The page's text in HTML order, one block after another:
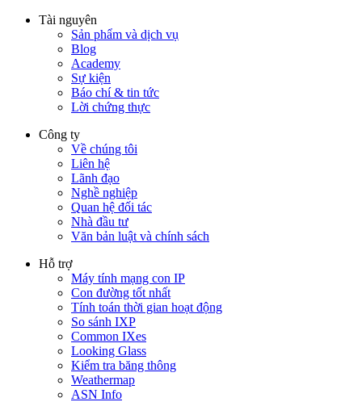
Tài nguyên
Sản phẩm và dịch vụ
Blog
Academy
Sự kiện
Báo chí & tin tức
Lời chứng thực
Công ty
Về chúng tôi
Liên hệ
Lãnh đạo
Nghề nghiệp
Quan hệ đối tác
Nhà đầu tư
Văn bản luật và chính sách
Hỗ trợ
Máy tính mạng con IP
Con đường tốt nhất
Tính toán thời gian hoạt động
So sánh IXP
Common IXes
Looking Glass
Kiểm tra băng thông
Weathermap
ASN Info